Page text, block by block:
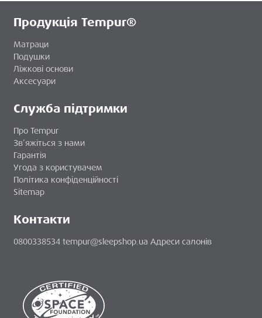
Продукція Tempur®
Матраци
Подушки
Ліжкові основи
Аксесуари
Служба підтримки
Про Tempur
Зв’яжіться з нами
Гарантія
Угода з користувачем
Політика конфіденційності
Sitemap
Контакти
0800338534 tempur@sleepshop.ua Адреси салонів